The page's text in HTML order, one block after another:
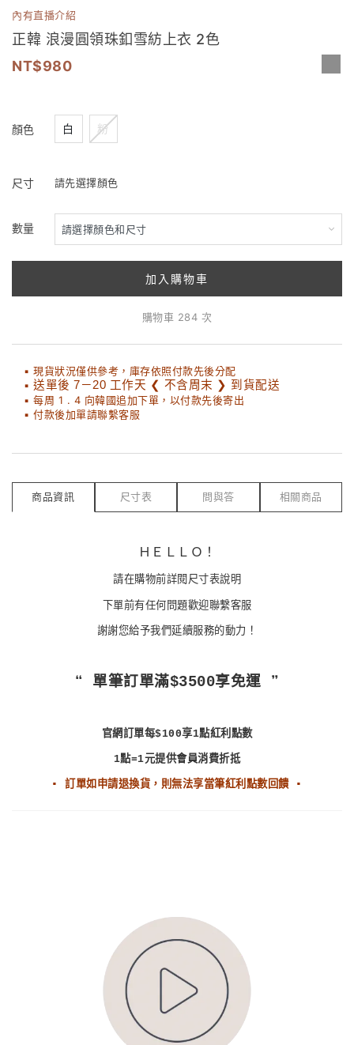
內有直播介紹
正韓 浪漫圓領珠釦雪紡上衣 2色
980
顏色 白 粉
尺寸 請先選擇顏色
數量
加入購物車
購物車 284 次
▪ 現貨狀況僅供參考，庫存依照付款先後分配
▪ 送單後 7－20 工作天 ❮ 不含周末 ❯ 到貨配送
▪ 每周 1 . 4 向韓國追加下單，以付款先後寄出
▪ 付款後加單請聯繫客服
商品資訊 尺寸表 問與答 相關商品
ＨＥＬＬＯ！
請在購物前詳閱尺寸表說明
下單前有任何問題歡迎聯繫客服
謝謝您給予我們延續服務的動力！
❝ 單筆訂單滿$3500享免運 ❞
官網訂單每$100享1點紅利點數
1點=1元提供會員消費折抵
▪ 訂單如申請退換貨，則無法享當筆紅利點數回饋 ▪